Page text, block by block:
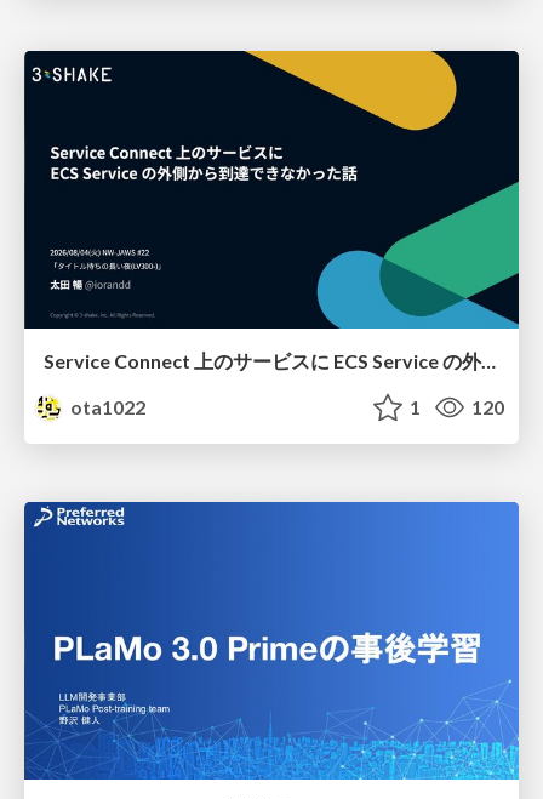
Service Connect 上のサービスに ECS Service の外側から到達できなかった話
ota1022
1 120